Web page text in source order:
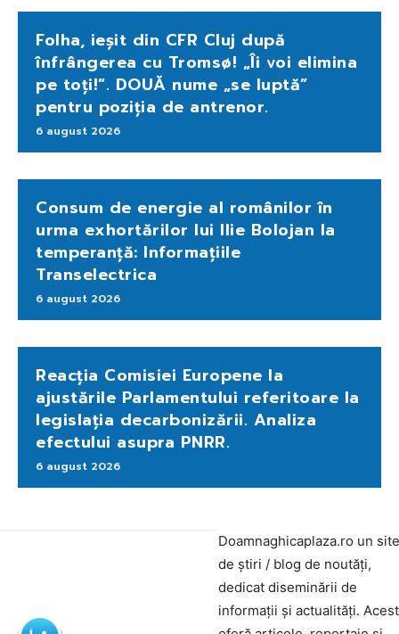
Folha, ieșit din CFR Cluj după
înfrângerea cu Tromsø! „Îi voi elimina
pe toți!”. DOUĂ nume „se luptă”
pentru poziția de antrenor.
6 august 2026
Consum de energie al românilor în
urma exhortărilor lui Ilie Bolojan la
temperanță: Informațiile
Transelectrica
6 august 2026
Reacția Comisiei Europene la
ajustările Parlamentului referitoare la
legislația decarbonizării. Analiza
efectului asupra PNRR.
6 august 2026
Doamnaghicaplaza.ro un site
de știri / blog de noutăți,
dedicat diseminării de
informații și actualități.